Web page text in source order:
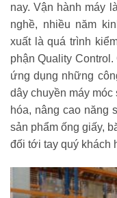
nay. Vận hành máy
nghề, nhiều năm
xuất là quá trình
phận Quality
ứng dụng những
dây chuyền máy
hóa, nâng cao năng
sản phẩm ống giấy,
đối tới tay quý khách